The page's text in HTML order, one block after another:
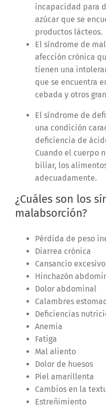
incapacidad para
azúcar que se
productos lácteos.
El síndrome de
afección crónica
tienen una
que se encuentra
cebada y otros
El síndrome de
una condición
deficiencia de
Cuando el cuerpo
biliar, los
adecuadamente.
¿Cuáles son los
malabsorción?
Pérdida de peso
Diarrea crónica
Cansancio excesivo
Hinchazón
Dolor abdominal
Calambres
Deficiencias
Anemia
Fatiga
Mal aliento
Dolor de huesos
Piel amarillenta
Cambios en la
Estreñimiento